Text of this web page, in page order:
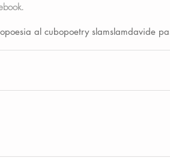
poesia al cubopoetry slamslamdavide